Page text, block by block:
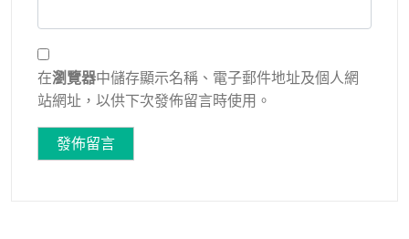
在瀏覽器中儲存顯示名稱、電子郵件地址及個人網
站網址，以供下次發佈留言時使用。